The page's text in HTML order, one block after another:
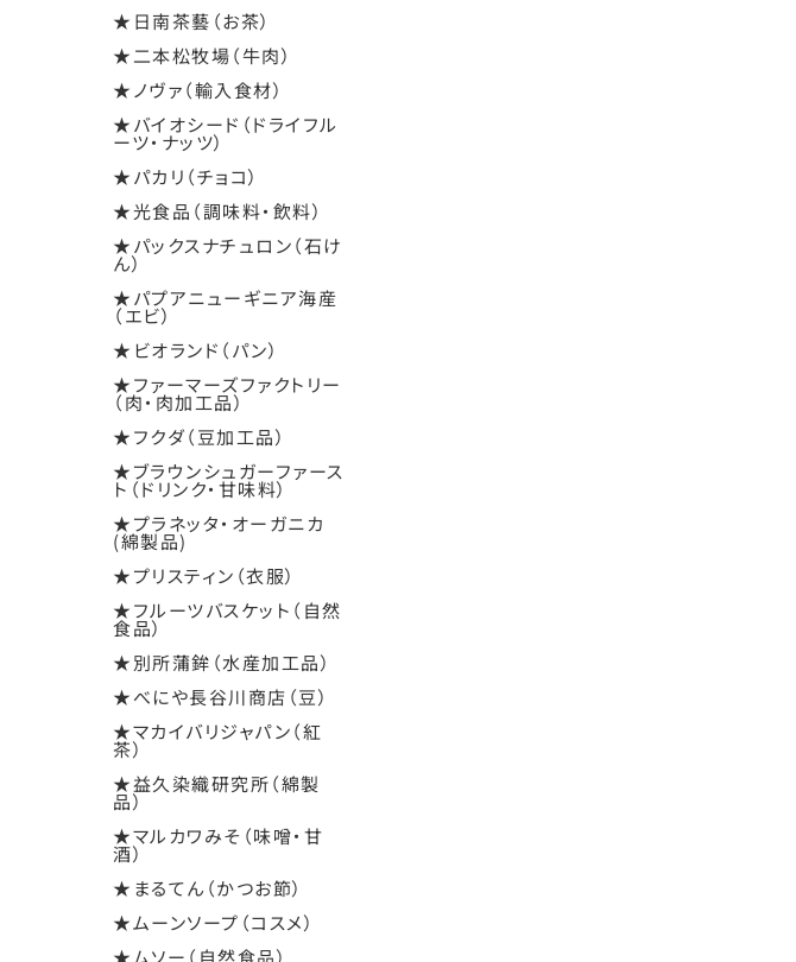
★日南茶藝（お茶）
★二本松牧場（牛肉）
★ノヴァ（輸入食材）
★バイオシード（ドライフル
ーツ・ナッツ）
★パカリ（チョコ）
★光食品（調味料・飲料）
★パックスナチュロン（石け
ん）
★パプアニューギニア海産
（エビ）
★ビオランド（パン）
★ファーマーズファクトリー
（肉・肉加工品）
★フクダ（豆加工品）
★ブラウンシュガーファース
ト（ドリンク・甘味料）
★プラネッタ・オーガニカ
(綿製品)
★プリスティン（衣服）
★フルーツバスケット（自然
食品）
★別所蒲鉾（水産加工品）
★べにや長谷川商店（豆）
★マカイバリジャパン（紅
茶）
★益久染織研究所（綿製
品）
★マルカワみそ（味噌・甘
酒）
★まるてん（かつお節）
★ムーンソープ（コスメ）
★ムソー（自然食品）